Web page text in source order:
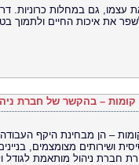
עצמו, גם במחלות כרוניות.
את איכות החיים ולתמוך
קומות – בהקשר של חברת
– הן מבחינת היקף
ושירותים מצומצמים,
חברת ניהול מותאמת